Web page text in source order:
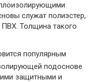
служат полиэстер,
Толщина такого
популярным
подоснове
защитными и